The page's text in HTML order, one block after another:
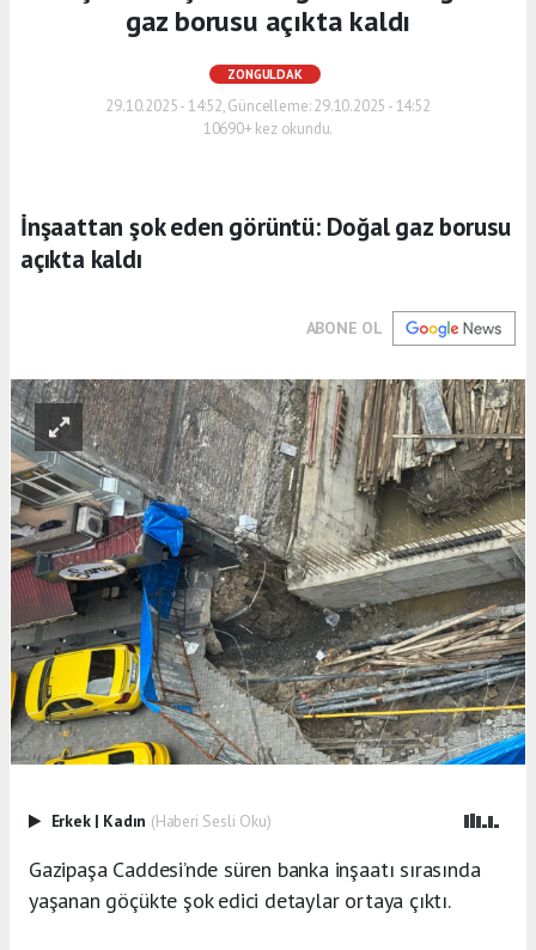
gaz borusu açıkta kaldı
ZONGULDAK
29.10.2025 - 14:52, Güncelleme: 29.10.2025 - 14:52
10690+ kez okundu.
İnşaattan şok eden görüntü: Doğal gaz borusu
açıkta kaldı
ABONE OL
Erkek | Kadın (Haberi Sesli Oku)
Gazipaşa Caddesi’nde süren banka inşaatı sırasında
yaşanan göçükte şok edici detaylar ortaya çıktı.